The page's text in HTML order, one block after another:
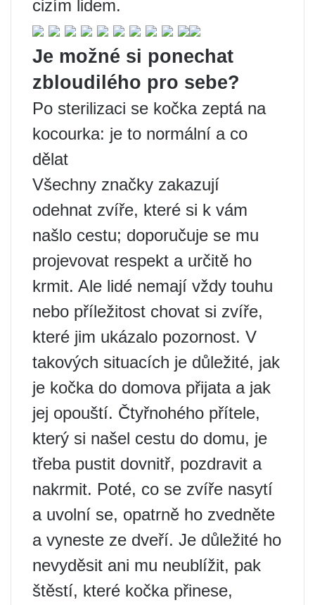
cizím lidem.
Je možné si ponechat
zbloudilého pro sebe?
Po sterilizaci se kočka zeptá na
kocourka: je to normální a co
dělat
Všechny značky zakazují
odehnat zvíře, které si k vám
našlo cestu; doporučuje se mu
projevovat respekt a určitě ho
krmit. Ale lidé nemají vždy touhu
nebo příležitost chovat si zvíře,
které jim ukázalo pozornost. V
takových situacích je důležité, jak
je kočka do domova přijata a jak
jej opouští. Čtyřnohého přítele,
který si našel cestu do domu, je
třeba pustit dovnitř, pozdravit a
nakrmit. Poté, co se zvíře nasytí
a uvolní se, opatrně ho zvedněte
a vyneste ze dveří. Je důležité ho
nevyděsit ani mu neublížit, pak
štěstí, které kočka přinese,